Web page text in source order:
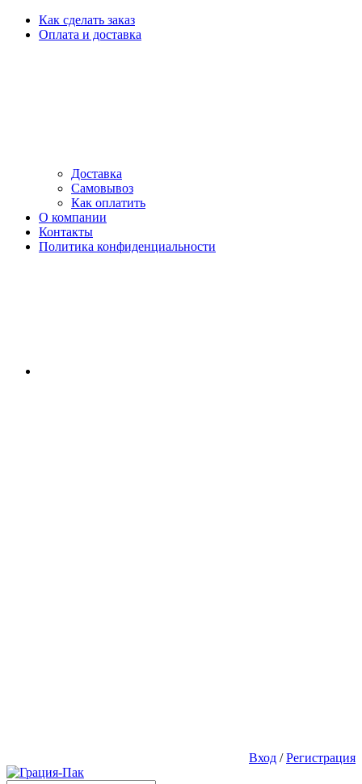
Как сделать заказ
Оплата и доставка
Доставка
Самовывоз
Как оплатить
О компании
Контакты
Политика конфиденциальности
Вход /Регистрация